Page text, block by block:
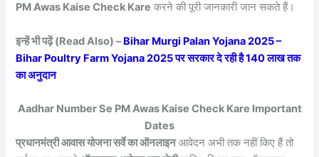
PM Awas Kaise Check Kare करने की पूरी जानकारी जान सकते हैं।
इन्हें भी पढ़ें (Read Also) –Bihar Murgi Palan Yojana 2025 –
Bihar Poultry Farm Yojana 2025 पर सरकार दे रही है 140 लाख तक
का अनुदान
Aadhar Number Se PM Awas Kaise Check Kare Important
Dates
प्रधानमंत्री आवास योजना सर्वे का ऑनलाइनआवेदन अभी तक नहीं किए हैं तो